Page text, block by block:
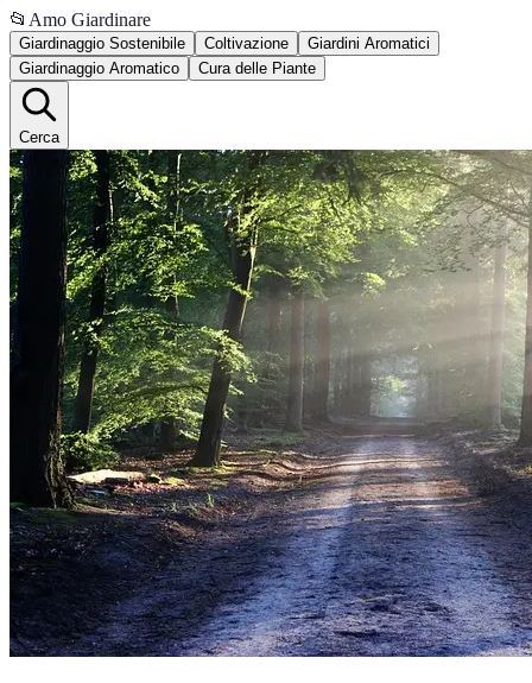
📂 Amo Giardinare
Giardinaggio Sostenibile Coltivazione
Giardini Aromatici
Giardinaggio Aromatico
Cura delle Piante
Cerca